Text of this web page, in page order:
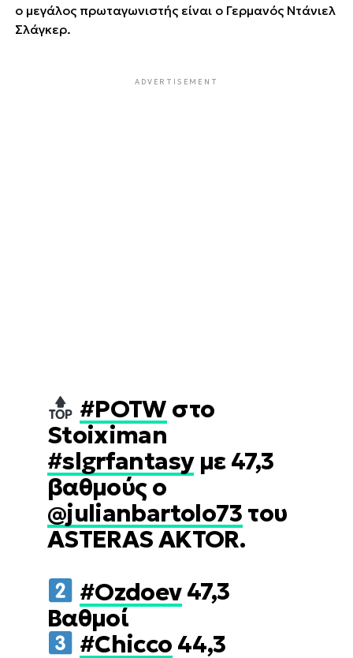
ο μεγάλος πρωταγωνιστής είναι ο Γερμανός Ντάνιελ
Σλάγκερ.
ADVERTISEMENT
#POTW στο
Stoiximan
#slgrfantasyμε 47,3
βαθμούς ο
@julianbartolo73 του
ASTERAS AKTOR.
#Ozdoev47,3
Βαθμοί
#Chicco 44,3